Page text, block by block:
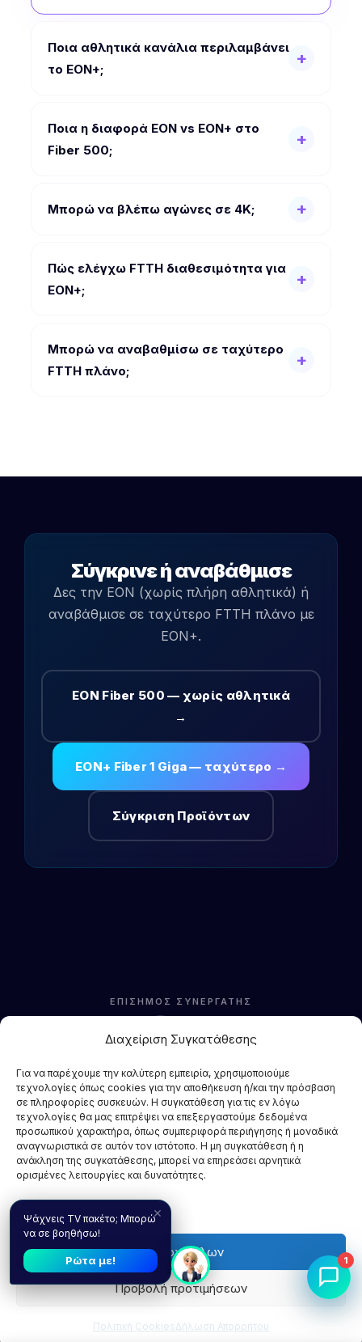
Διαχείριση Συγκατάθεσης
Για να παρέχουμε την καλύτερη εμπειρία, χρησιμοποιούμε
τεχνολογίες όπως cookies για την αποθήκευση ή/και την πρόσβαση
σε πληροφορίες συσκευών. Η συγκατάθεση για τις εν λόγω
τεχνολογίες θα μας επιτρέψει να επεξεργαστούμε δεδομένα
προσωπικού χαρακτήρα, όπως συμπεριφορά περιήγησης ή μοναδικά
αναγνωριστικά σε αυτόν τον ιστότοπο. Η μη συγκατάθεση ή η
ανάκληση της συγκατάθεσης, μπορεί να επηρεάσει αρνητικά
ορισμένες λειτουργίες και δυνατότητες.
Αποδοχή όλων
Προβολή προτιμήσεων
Πολιτική CookiesΔήλωση Απορρήτου
Ποια αθλητικά κανάλια περιλαμβάνει
το EON+;
Ποια η διαφορά EON vs EON+ στο
Fiber 500;
Μπορώ να βλέπω αγώνες σε 4K;
Πώς ελέγχω FTTH διαθεσιμότητα για
EON+;
Μπορώ να αναβαθμίσω σε ταχύτερο
FTTH πλάνο;
Σύγκρινε ή αναβάθμισε
Δες την EON (χωρίς πλήρη αθλητικά) ή
αναβάθμισε σε ταχύτερο FTTH πλάνο με
EON+.
EON Fiber 500 — χωρίς αθλητικά
→
EON+ Fiber 1 Giga — ταχύτερο →
Σύγκριση Προϊόντων
ΕΠΙΣΗΜΟΣ ΣΥΝΕΡΓΑΤΗΣ
ΝΕΑ & ΑΝΑΚΟΙΝΩΣΕΙΣ
ΟΡΟΙ ΧΡΗΣΗΣ ΔΗΛΩΣΗ ΑΠΟΡΡΗΤΟΥΠΟΛΙΤΙΚΗ COOKIES
ΑΠΟΠΟΙΗΣΗ ΕΥΘΥΝΩΝΟΡΟΙ ΣΥΜΜΕΤΟΧΗΣ ΔΙΑΓΩΝΙΣΜΩΝ
© 2026 Line4you.gr — Επίσημος Συνεργάτης Nova
×
Ψάχνεις TV πακέτο; Μπορώ
να σε βοηθήσω!
Ρώτα με! 1